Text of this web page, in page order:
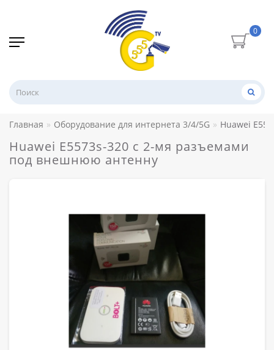
0
Главная Оборудование для интернета 3/4/5G Huawei
Huawei E5573s-320 с 2-мя разъемами
под внешнюю антенну